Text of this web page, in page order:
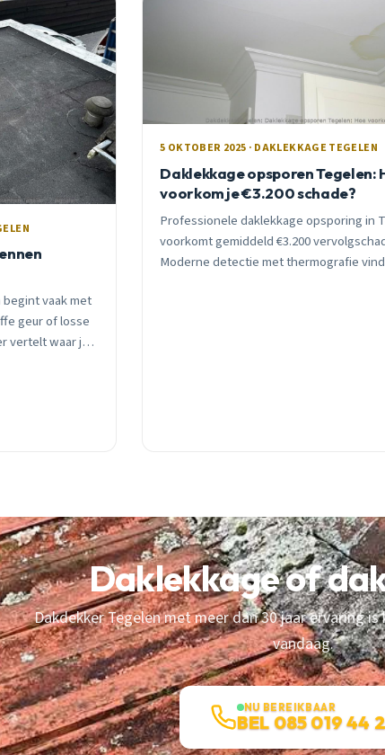
vaak met
geur of losse
vertelt waar je
5 OKTOBER 2025 · DAKLEKKAGE TEGELEN
Daklekkage opsporen Tegelen:
voorkom je €3.200 schade?
Professionele daklekkage opsporing in
voorkomt gemiddeld €3.200
Moderne detectie met thermografie
Daklekkage of
Dakdekker Tegelen met meer dan 30 jaar ervaring
vandaag.
NU BEREIKBAAR
BEL 085 019 44